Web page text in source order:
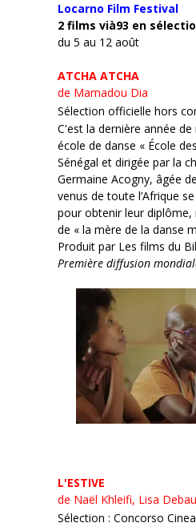
Locarno Film Festival
2 films vià93 en
du 5 au 12 août
ATCHA ATCHA
de Mamadou Dia
Sélection officielle hors
C'est la dernière année
école de danse « École
Sénégal et dirigée par la
Germaine Acogny, âgée
venus de toute l’Afrique
pour obtenir leur diplôme,
de « la mère de la danse
Produit par Les films du
Première diffusion
L'ESTIVE
de Naël Khleifi, Lisa
Sélection : Concorso